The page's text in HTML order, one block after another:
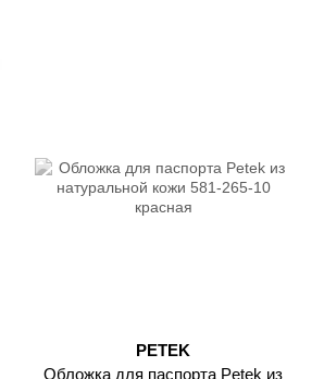
PETEK
Обложка для паспорта Petek из